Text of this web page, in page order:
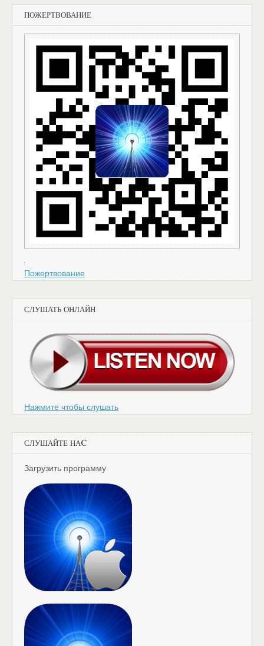
ПОЖЕРТВОВАНИЕ
Пожертвование
СЛУШАТЬ ОНЛАЙН
Нажмите чтобы слушать
СЛУШАЙТЕ НАC
Загрузить программу